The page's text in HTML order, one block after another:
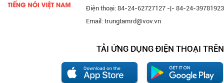
Điện thoại: 84-24-62727127 -|- 84-24-39781923
Email: trungtamrd@vov.vn
TẢI ỨNG DỤNG ĐIỆN THOẠI TRÊN